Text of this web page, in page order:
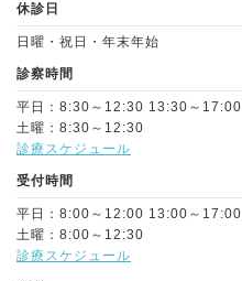
休診日
日曜・祝日・年末年始
診察時間
平日：8:30～12:30 13:30～17:00
土曜：8:30～12:30
診療スケジュール
受付時間
平日：8:00～12:00 13:00～17:00
土曜：8:00～12:30
診療スケジュール